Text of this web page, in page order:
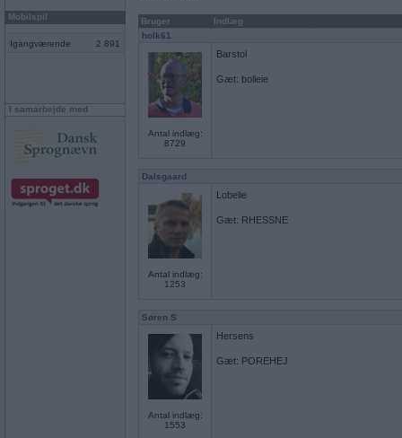
Mobilspil
Igangværende 2 891
I samarbejde med
Bruger
Indlæg
holk61
Antal indlæg:
8729
Barstol
Gæt: bolleie
Dalsgaard
Antal indlæg:
1253
Lobelie
Gæt: RHESSNE
Søren S
Antal indlæg:
1553
Hersens
Gæt: POREHEJ